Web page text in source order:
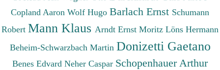
Copland Aaron Wolf Hugo Barlach Ernst Schumann
Robert Mann Klaus Arndt Ernst Moritz Löns Hermann
Beheim-Schwarzbach Martin Donizetti Gaetano
Benes Edvard Neher Caspar Schopenhauer Arthur